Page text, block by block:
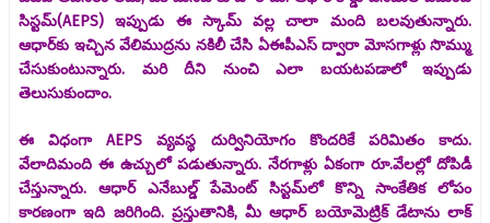
సిస్టమ్‌(AEPS) ఇప్పుడు ఈ స్కామ్‌ వల్ల చాలా మంది బలవుతున్నారు.
ఆధార్‌కు ఇచ్చిన వేలిముద్రను నకిలీ చేసి ఏఈపీఎస్ ద్వారా మోసగాళ్లు సొమ్ము
చేసుకుంటున్నారు. మరి దీని నుంచి ఎలా బయటపడాలో ఇప్పుడు
తెలుసుకుందాం.
ఈ విధంగా AEPS వ్యవస్థ దుర్వినియోగం కొందరికే పరిమితం కాదు.
వేలాదిమంది ఈ ఉచ్చులో పడుతున్నారు. నేరగాళ్లు ఏకంగా రూ.వేలల్లో దోపిడీ
చేస్తున్నారు. ఆధార్ ఎనేబుల్డ్ పేమెంట్ సిస్టమ్‌లో కొన్ని సాంకేతిక లోపం
కారణంగా ఇది జరిగింది. ప్రస్తుతానికి, మీ ఆధార్ బయోమెట్రిక్ డేటాను లాక్